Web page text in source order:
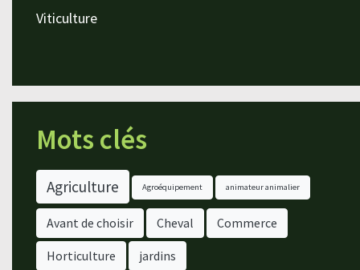
Viticulture
Mots clés
Agriculture Agroéquipement animateur animalier
Avant de choisir Cheval Commerce
Horticulture jardins